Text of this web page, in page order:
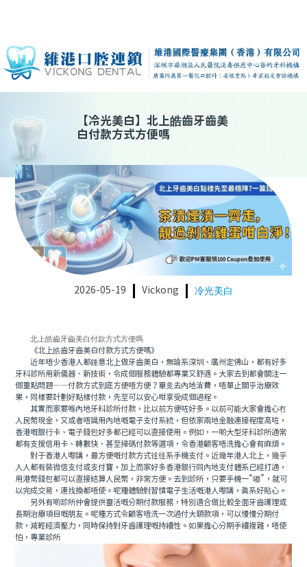
【冷光美白】 北上皓齒牙齒美
白付款方式方便嗎
2026-05-19 Vickong 冷光美白
北上皓齒牙齒美白付款方式方便嗎
《北上皓齒牙齒美白付款方式方便嗎》
近年唔少香港人都鍾意北上做牙齒美白，無論系深圳、廣州定佛山，都有好多
牙科診所用新儀器、新技術，令成個服務體驗都專業又舒適。大家去到都會關注一
個重點問題——付款方式到底方便唔方便？畢竟去內地消費，唔單止關乎治療效
果，同樣要計劃好點樣付款，先至可以安心咁享受成個過程。
其實而家要喺內地牙科診所付款，比以前方便咗好多。以前可能大家會擔心冇
人民幣現金，又或者唔識用內地嘅電子支付系統，但依家兩地金融連接程度高咗，
香港嘅銀行卡、電子錢包好多都已經可以直接使用。例如，一啲大型牙科診所通常
都有支援信用卡、轉數快、甚至掃碼付款等選項，令香港顧客唔洗擔心會有麻煩。
對于香港人嚟講，最方便嘅付款方式往往系手機支付。近幾年港人北上，幾乎
人人都有裝微信支付或支付寶，加上而家好多香港銀行同內地支付體系已經打通，
用港幣錢包都可以直接結算人民幣，非常方便。去到診所，只要手機一“嘟”，就可
以完成交易，連找換都唔使。呢種體驗對習慣電子生活嘅港人嚟講，真系好貼心。
另外有啲診所仲會提供靈活嘅分期付款服務，特別適合做比較全面牙齒護理或
長期治療項目嘅朋友。呢種方式令顧客唔洗一次過付大額款項，可以慢慢分期付
款，減輕經濟壓力，同時保持對牙齒護理嘅持續性。如果擔心分期手續複雜，唔使
怕，專業診所